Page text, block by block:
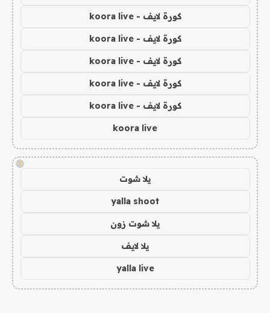
كورة لايف - koora live
كورة لايف - koora live
كورة لايف - koora live
كورة لايف - koora live
كورة لايف - koora live
koora live
!
يلا شوت
yalla shoot
يلا شوت زون
يلا لايف
yalla live